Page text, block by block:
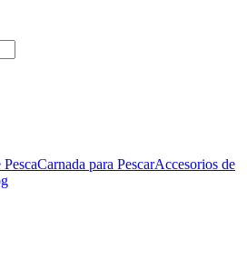
Carnada para PescarAccesorios de